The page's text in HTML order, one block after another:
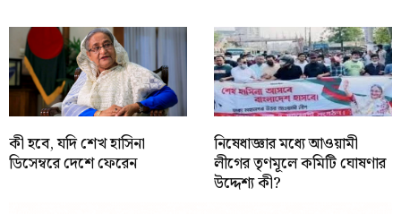
কী হবে, যদি শেখ হাসিনা
ডিসেম্বরে দেশে ফেরেন
নিষেধাজ্ঞার মধ্যে আওয়ামী
লীগের তৃণমূলে কমিটি ঘোষণার
উদ্দেশ্য কী?